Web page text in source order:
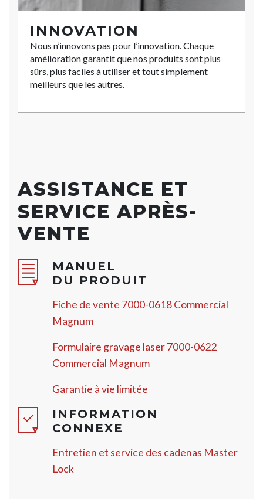
INNOVATION
Nous n’innovons pas pour l’innovation. Chaque
amélioration garantit que nos produits sont plus
sûrs, plus faciles à utiliser et tout simplement
meilleurs que les autres.
ASSISTANCE ET
SERVICE APRÈS-
VENTE
MANUEL
DU PRODUIT
Fiche de vente 7000-0618 Commercial
Magnum
Formulaire gravage laser 7000-0622
Commercial Magnum
Garantie à vie limitée
INFORMATION
CONNEXE
Entretien et service des cadenas Master
Lock